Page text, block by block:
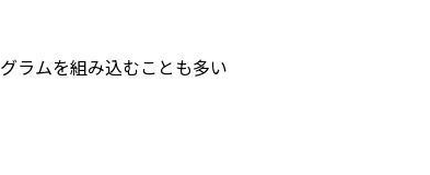
ラムを組み込むことも多い